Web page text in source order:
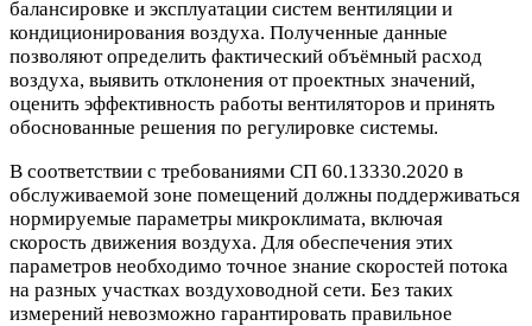
балансировке и эксплуатации систем вентиляции и
кондиционирования воздуха. Полученные данные
позволяют определить фактический объёмный расход
воздуха, выявить отклонения от проектных значений,
оценить эффективность работы вентиляторов и принять
обоснованные решения по регулировке системы.
В соответствии с требованиями СП 60.13330.2020 в
обслуживаемой зоне помещений должны поддерживаться
нормируемые параметры микроклимата, включая
скорость движения воздуха. Для обеспечения этих
параметров необходимо точное знание скоростей потока
на разных участках воздуховодной сети. Без таких
измерений невозможно гарантировать правильное